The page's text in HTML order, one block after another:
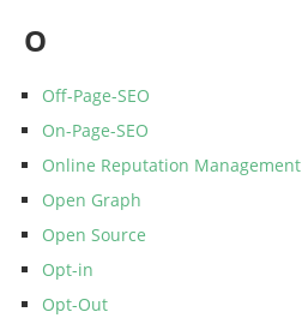
O
Off-Page-SEO
On-Page-SEO
Online Reputation Management
Open Graph
Open Source
Opt-in
Opt-Out